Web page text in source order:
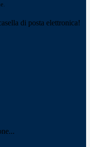
di posta elettronica!